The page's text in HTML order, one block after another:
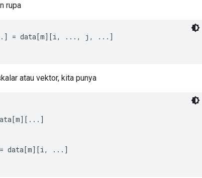
rupa
] = data[m][i, ..., j , ... ]
atau vektor, kita punya
[m][ ... ]
= data[m][i, ... ]